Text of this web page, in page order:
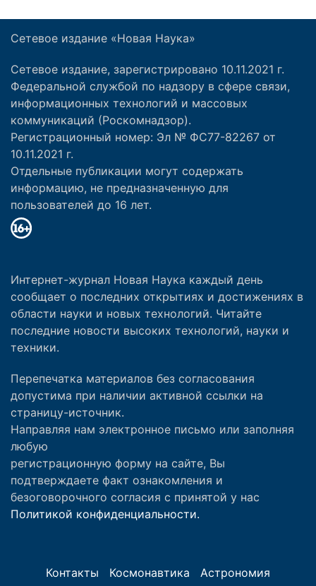
Сетевое издание «Новая Наука»
Сетевое издание, зарегистрировано 10.11.2021 г.
Федеральной службой по надзору в сфере связи,
информационных технологий и массовых
коммуникаций (Роскомнадзор).
Регистрационный номер: Эл № ФС77-82267 от
10.11.2021 г.
Отдельные публикации могут содержать
информацию, не предназначенную для
пользователей до 16 лет.
Интернет-журнал Новая Наука каждый день
сообщает о последних открытиях и достижениях в
области науки и новых технологий. Читайте
последние новости высоких технологий, науки и
техники.
Перепечатка материалов без согласования
допустима при наличии активной ссылки на
страницу-источник.
Направляя нам электронное письмо или заполняя
любую
регистрационную форму на сайте, Вы
подтверждаете факт ознакомления и
безоговорочного согласия с принятой у нас
Политикой конфиденциальности.
Контакты Космонавтика Астрономия